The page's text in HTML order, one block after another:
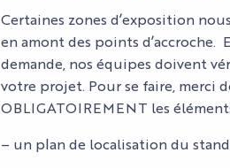
Certaines zones d’exposition
en amont des points d’accroche.
demande, nos équipes doivent
votre projet. Pour se faire, merci
OBLIGATOIREMENT les
– un plan de localisation du stand